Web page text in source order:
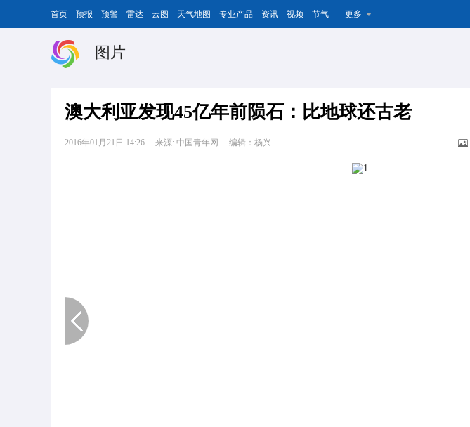
首页 预报 预警 雷达 云图 天气地图 专业产品 资讯 视频 节气 更多
图片
澳大利亚发现45亿年前陨石：比地球还古老
2016年01月21日 14:26 来源: 中国青年网 编辑：杨兴